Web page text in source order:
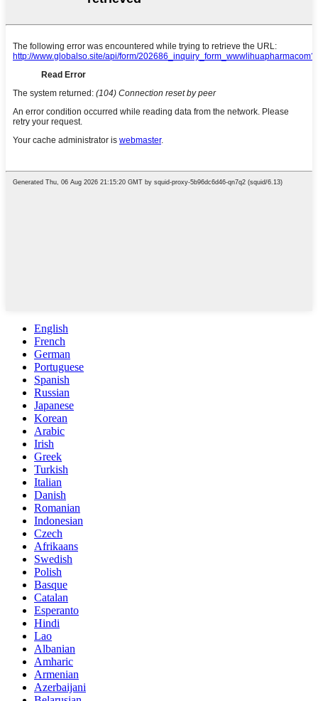
English
French
German
Portuguese
Spanish
Russian
Japanese
Korean
Arabic
Irish
Greek
Turkish
Italian
Danish
Romanian
Indonesian
Czech
Afrikaans
Swedish
Polish
Basque
Catalan
Esperanto
Hindi
Lao
Albanian
Amharic
Armenian
Azerbaijani